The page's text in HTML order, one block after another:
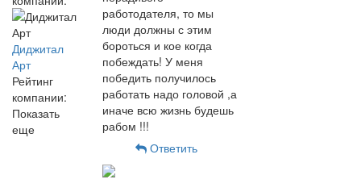
Диджитал
Арт
Рейтинг
компании:
Показать
еще
работодателя, то мы
люди должны с этим
бороться и кое когда
побеждать! У меня
победить получилось
работать надо головой ,а
иначе всю жизнь будешь
рабом !!!
Ответить